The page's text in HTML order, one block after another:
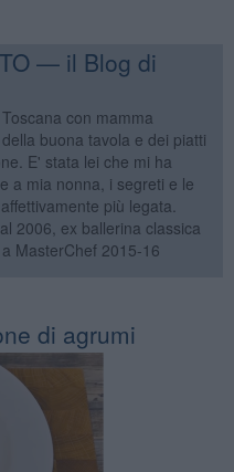
— il Blog di
con mamma
buona tavola e dei piatti
E' stata lei che mi ha
a mia nonna, i segreti e le
più legata.
2006, ex ballerina classica
MasterChef 2015-16
di agrumi